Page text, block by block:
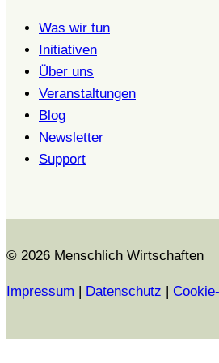
Was wir tun
Initiativen
Über uns
Veranstaltungen
Blog
Newsletter
Support
© 2026 Menschlich Wirtschaften
Impressum Datenschutz